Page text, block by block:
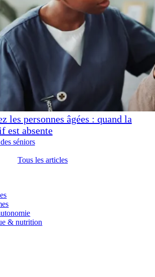
les personnes âgées : quand la
est absente
séniors
Tous les articles
& nutrition